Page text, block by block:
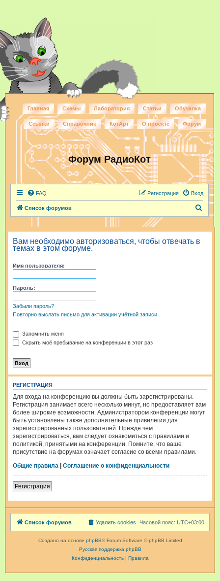
Главная Схемы Лаборатория Статьи Обучалка
Ссылки Справочник КотАрт О проекте Форум
Форум РадиоКот
FAQ Вход
Регистрация
Список форумов
и
к
Вам необходимо авторизоваться, чтобы отвечать в
темах в этом форуме.
Имя пользователя:
Пароль:
Забыли пароль?
Повторно выслать письмо для активации учётной записи
Запомнить меня
Скрыть моё пребывание на конференции в этот раз
РЕГИСТРАЦИЯ
Для входа на конференцию вы должны быть зарегистрированы.
Регистрация занимает всего несколько минут, но предоставляет вам
более широкие возможности. Администратором конференции могут
быть установлены также дополнительные привилегии для
зарегистрированных пользователей. Прежде чем
зарегистрироваться, вам следует ознакомиться с правилами и
политикой, принятыми на конференции. Помните, что ваше
присутствие на форумах означает согласие со всеми правилами.
Общие правила | Соглашение о конфиденциальности
Регистрация
Список форумов Часовой пояс: UTC+03:00
Удалить cookies
Создано на основе phpBB® Forum Software © phpBB Limited
Русская поддержка phpBB
Конфиденциальность| Правила